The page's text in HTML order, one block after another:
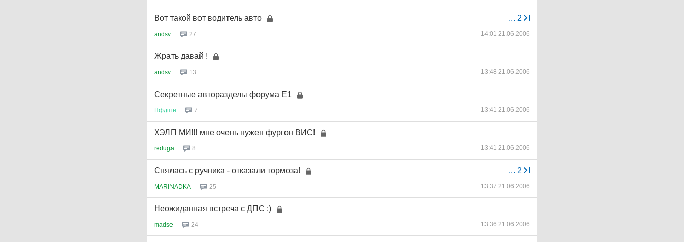
... 2
Вот такой вот водитель авто
andsv 27 14:01 21.06.2006
Жрать давай !
andsv 13 13:48 21.06.2006
Секретные авторазделы форума Е1
Пфдшн 7 13:41 21.06.2006
ХЭЛП МИ!!! мне очень нужен фургон ВИС!
reduga 8 13:41 21.06.2006
... 2
Снялась с ручника - отказали тормоза!
MARINADKA 25 13:37 21.06.2006
Неожиданная встреча с ДПС :)
madse 24 13:36 21.06.2006